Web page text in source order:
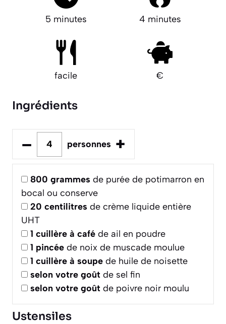
5 minutes 4 minutes
facile €
Ingrédients
– personnes +
800 grammes de purée de potimarron en
bocal ou conserve
20 centilitres de crème liquide entière
UHT
1 cuillère à café de ail en poudre
1 pincée de noix de muscade moulue
1 cuillère à soupe de huile de noisette
selon votre goût de sel fin
selon votre goût de poivre noir moulu
Ustensiles